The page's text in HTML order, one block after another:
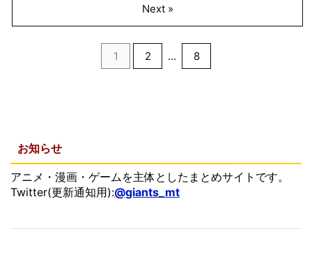
1 2 … 8
Next »
お知らせ
アニメ・漫画・ゲームを主体としたまとめサイトです。
Twitter(更新通知用):@giants_mt